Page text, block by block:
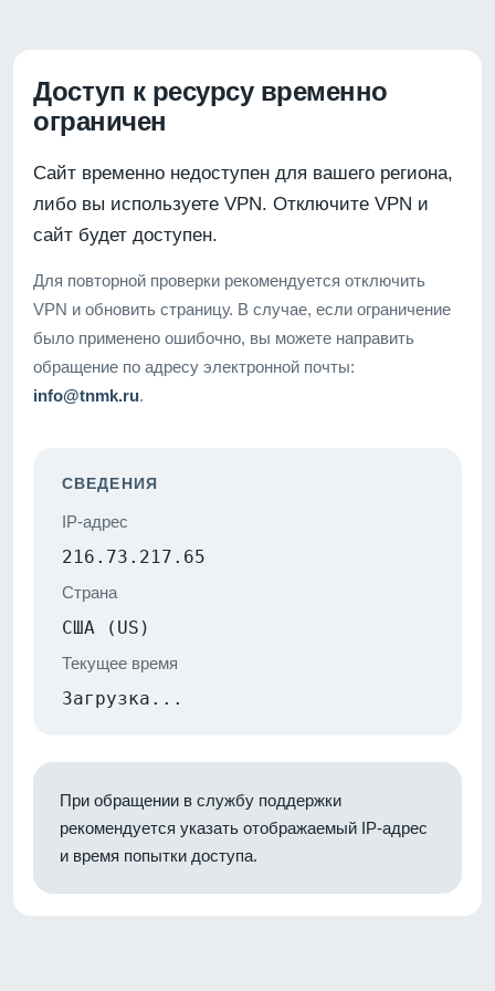
Доступ к ресурсу временно
ограничен
Сайт временно недоступен для вашего региона,
либо вы используете VPN. Отключите VPN и
сайт будет доступен.
Для повторной проверки рекомендуется отключить
VPN и обновить страницу. В случае, если ограничение
было применено ошибочно, вы можете направить
обращение по адресу электронной почты:
info@tnmk.ru.
СВЕДЕНИЯ
IP-адрес
216.73.217.65
Страна
США (US)
Текущее время
Загрузка...
При обращении в службу поддержки
рекомендуется указать отображаемый IP-адрес
и время попытки доступа.